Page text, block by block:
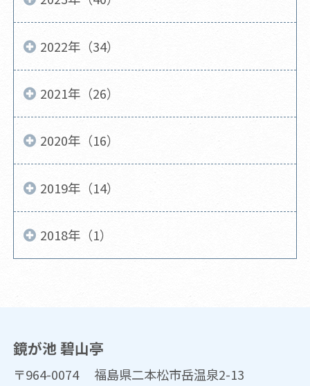
2022年（34）
2021年（26）
2020年（16）
2019年（14）
2018年（1）
鏡が池 碧山亭
〒964-0074 福島県二本松市岳温泉2-13